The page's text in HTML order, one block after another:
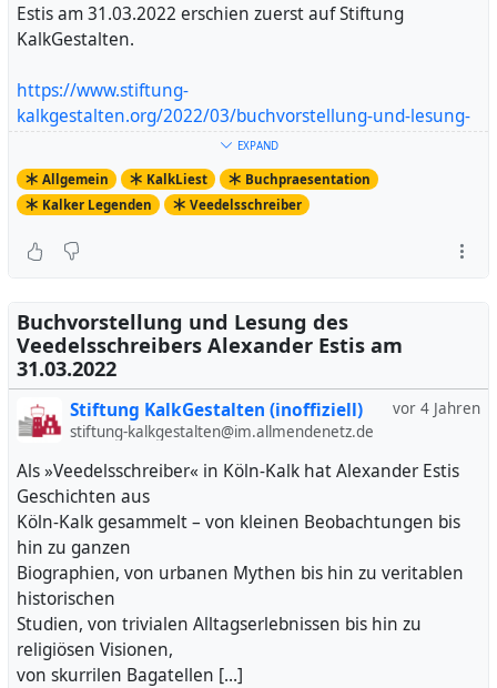
Estis am 31.03.2022 erschien zuerst auf Stiftung
KalkGestalten.
https://www.stiftung-
kalkgestalten.org/2022/03/buchvorstellung-und-lesung-
des-veedesschreibers-alexander-estis-am-31-03-2022/
Artikel ansehen
EXPAND
Allgemein KalkLiest
Buchpraesentation
Kalker Legenden
Veedelsschreiber
Buchvorstellung und Lesung des
Veedelsschreibers Alexander Estis am
31.03.2022
vor 4 Jahren
Stiftung KalkGestalten (inoffiziell)
stiftung-kalkgestalten@im.allmendenetz.de
Als »Veedelsschreiber« in Köln-Kalk hat Alexander Estis
Geschichten aus
Köln-Kalk gesammelt – von kleinen Beobachtungen bis
hin zu ganzen
Biographien, von urbanen Mythen bis hin zu veritablen
historischen
Studien, von trivialen Alltagserlebnissen bis hin zu
religiösen Visionen,
von skurrilen Bagatellen […]